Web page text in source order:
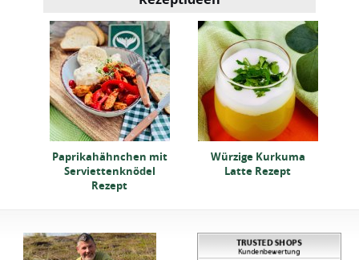
Paprikahähnchen mit
Serviettenknödel
Rezept
Würzige Kurkuma
Latte Rezept